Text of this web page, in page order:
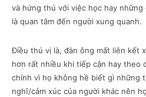
và hứng thú với việc học hay
là quan tâm đến người xung quanh.
Điều thú vị là, đàn ông mất liên kết
hơn rất nhiều khi tiếp cận hay theo
chính vì họ không hề biết gì những
nghĩ/cảm xúc của người khác nên